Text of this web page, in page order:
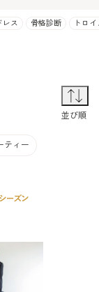
レス 骨格診断 トロ
並び順
ティー